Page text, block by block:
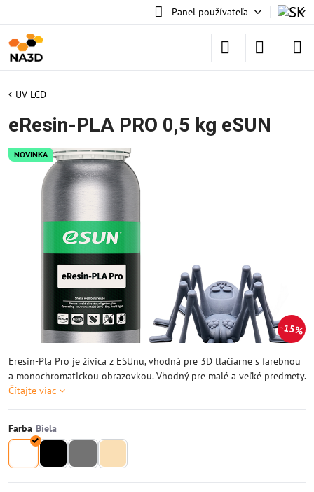
Panel používateľa
NOVINKA
15%
UV LCD
eResin-PLA PRO 0,5 kg eSUN
Eresin-Pla Pro je živica z ESUnu, vhodná pre 3D tlačiarne s farebnou
a monochromatickou obrazovkou. Vhodný pre malé a veľké predmety.
Čítajte viac
Farba